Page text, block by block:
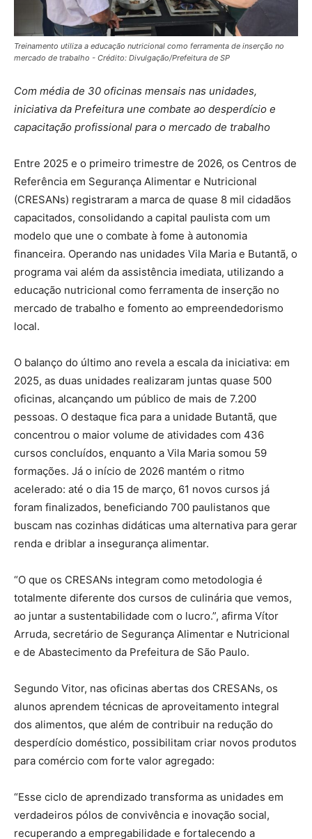
Treinamento utiliza a educação nutricional como ferramenta de inserção no
mercado de trabalho - Crédito: Divulgação/Prefeitura de SP
Com média de 30 oficinas mensais nas unidades,
iniciativa da Prefeitura une combate ao desperdício e
capacitação profissional para o mercado de trabalho
Entre 2025 e o primeiro trimestre de 2026, os Centros de
Referência em Segurança Alimentar e Nutricional
(CRESANs) registraram a marca de quase 8 mil cidadãos
capacitados, consolidando a capital paulista com um
modelo que une o combate à fome à autonomia
financeira. Operando nas unidades Vila Maria e Butantã, o
programa vai além da assistência imediata, utilizando a
educação nutricional como ferramenta de inserção no
mercado de trabalho e fomento ao empreendedorismo
local.
O balanço do último ano revela a escala da iniciativa: em
2025, as duas unidades realizaram juntas quase 500
oficinas, alcançando um público de mais de 7.200
pessoas. O destaque fica para a unidade Butantã, que
concentrou o maior volume de atividades com 436
cursos concluídos, enquanto a Vila Maria somou 59
formações. Já o início de 2026 mantém o ritmo
acelerado: até o dia 15 de março, 61 novos cursos já
foram finalizados, beneficiando 700 paulistanos que
buscam nas cozinhas didáticas uma alternativa para gerar
renda e driblar a insegurança alimentar.
“O que os CRESANs integram como metodologia é
totalmente diferente dos cursos de culinária que vemos,
ao juntar a sustentabilidade com o lucro.”, afirma Vítor
Arruda, secretário de Segurança Alimentar e Nutricional
e de Abastecimento da Prefeitura de São Paulo.
Segundo Vitor, nas oficinas abertas dos CRESANs, os
alunos aprendem técnicas de aproveitamento integral
dos alimentos, que além de contribuir na redução do
desperdício doméstico, possibilitam criar novos produtos
para comércio com forte valor agregado:
“Esse ciclo de aprendizado transforma as unidades em
verdadeiros pólos de convivência e inovação social,
recuperando a empregabilidade e fortalecendo a